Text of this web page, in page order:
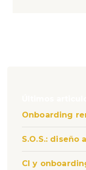
Onboarding
S.O.S.: diseño
CI y